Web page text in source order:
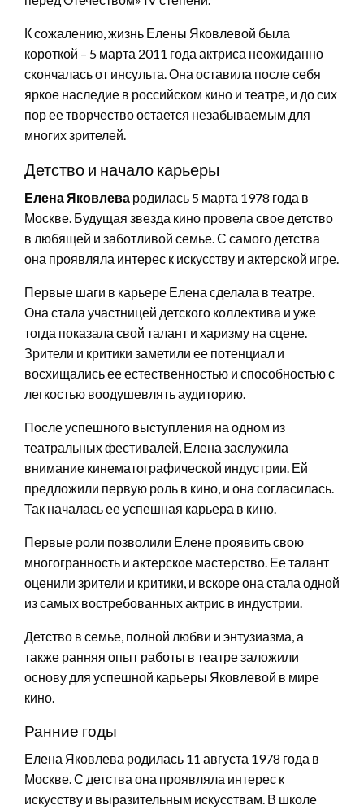
К сожалению, жизнь Елены Яковлевой была
короткой – 5 марта 2011 года актриса неожиданно
скончалась от инсульта. Она оставила после себя
яркое наследие в российском кино и театре, и до сих
пор ее творчество остается незабываемым для
многих зрителей.
Детство и начало карьеры
Елена Яковлева родилась 5 марта 1978 года в
Москве. Будущая звезда кино провела свое детство
в любящей и заботливой семье. С самого детства
она проявляла интерес к искусству и актерской игре.
Первые шаги в карьере Елена сделала в театре.
Она стала участницей детского коллектива и уже
тогда показала свой талант и харизму на сцене.
Зрители и критики заметили ее потенциал и
восхищались ее естественностью и способностью с
легкостью воодушевлять аудиторию.
После успешного выступления на одном из
театральных фестивалей, Елена заслужила
внимание кинематографической индустрии. Ей
предложили первую роль в кино, и она согласилась.
Так началась ее успешная карьера в кино.
Первые роли позволили Елене проявить свою
многогранность и актерское мастерство. Ее талант
оценили зрители и критики, и вскоре она стала одной
из самых востребованных актрис в индустрии.
Детство в семье, полной любви и энтузиазма, а
также ранняя опыт работы в театре заложили
основу для успешной карьеры Яковлевой в мире
кино.
Ранние годы
Елена Яковлева родилась 11 августа 1978 года в
Москве. С детства она проявляла интерес к
искусству и выразительным искусствам. В школе